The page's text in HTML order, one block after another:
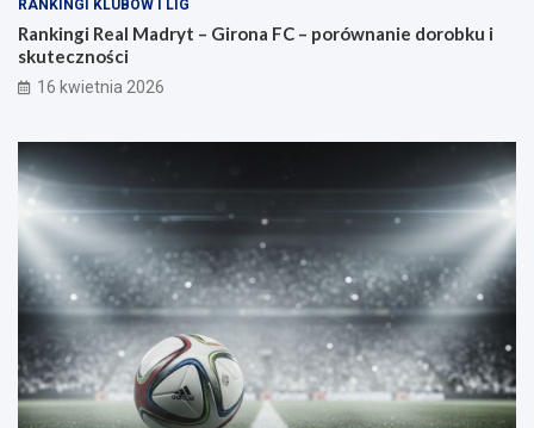
RANKINGI KLUBÓW I LIG
Rankingi Real Madryt – Girona FC – porównanie dorobku i
skuteczności
16 kwietnia 2026